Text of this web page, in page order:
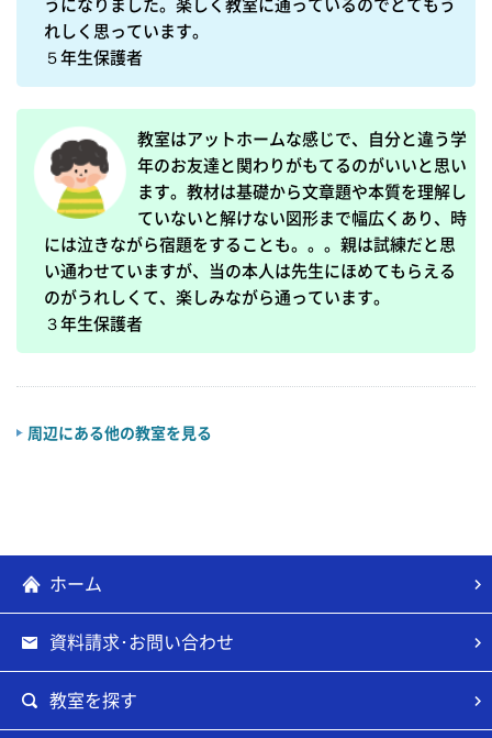
うになりました。楽しく教室に通っているのでとてもう
れしく思っています。
５年生保護者
教室はアットホームな感じで、自分と違う学
年のお友達と関わりがもてるのがいいと思い
ます。教材は基礎から文章題や本質を理解し
ていないと解けない図形まで幅広くあり、時
には泣きながら宿題をすることも。。。親は試練だと思
い通わせていますが、当の本人は先生にほめてもらえる
のがうれしくて、楽しみながら通っています。
３年生保護者
周辺にある他の教室を見る
ホーム
資料請求･お問い合わせ
教室を探す